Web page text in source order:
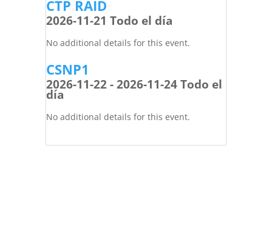
CTP RAID
2026-11-21 Todo el día
No additional details for this event.
CSNP1
2026-11-22 - 2026-11-24 Todo el
día
No additional details for this event.